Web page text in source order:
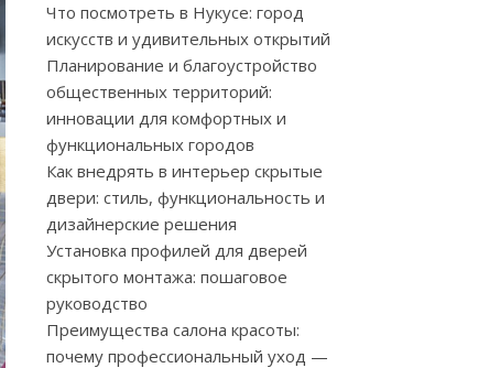
Что посмотреть в Нукусе: город
искусств и удивительных открытий
Планирование и благоустройство
общественных территорий:
инновации для комфортных и
функциональных городов
Как внедрять в интерьер скрытые
двери: стиль, функциональность и
дизайнерские решения
Установка профилей для дверей
скрытого монтажа: пошаговое
руководство
Преимущества салона красоты:
почему профессиональный уход —